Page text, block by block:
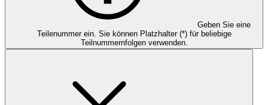
Geben Sie eine
Teilenummer ein. Sie können Platzhalter (*) für beliebige
Teilnummernfolgen verwenden.